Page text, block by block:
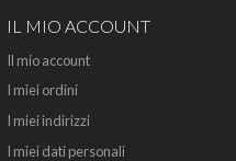
IL MIO ACCOUNT
Il mio account
I miei ordini
I miei indirizzi
I miei dati personali